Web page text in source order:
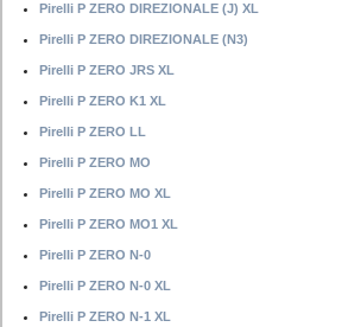
Pirelli P ZERO DIREZIONALE (J) XL
Pirelli P ZERO DIREZIONALE (N3)
Pirelli P ZERO JRS XL
Pirelli P ZERO K1 XL
Pirelli P ZERO LL
Pirelli P ZERO MO
Pirelli P ZERO MO XL
Pirelli P ZERO MO1 XL
Pirelli P ZERO N-0
Pirelli P ZERO N-0 XL
Pirelli P ZERO N-1 XL